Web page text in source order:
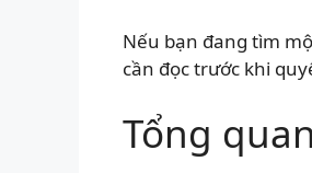
Nếu bạn đang tìm
cần đọc trước khi
Tổng